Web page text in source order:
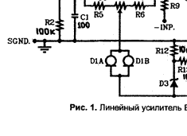
MINIP1: 6AQ5, 2х10 Вт Ламповый усилитель